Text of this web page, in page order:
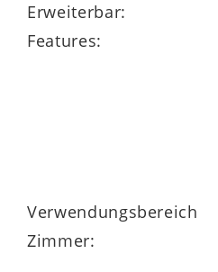
Auf alle Möbel aus der
funktional
Schlafzimmer Serie
Erweiterbar:
Features:
Verwendungsbereich
Zimmer: